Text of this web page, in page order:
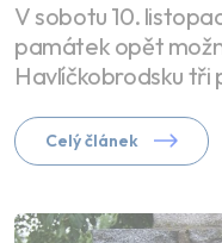
V sobotu 10.
památek opět
Havlíčkobrodsku tři
Celý článek